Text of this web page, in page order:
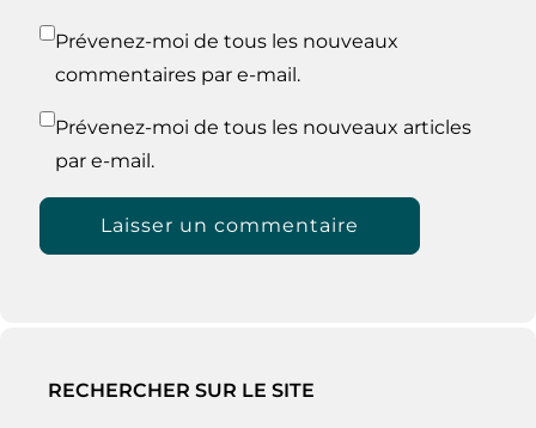
Prévenez-moi de tous les nouveaux
commentaires par e-mail.
Prévenez-moi de tous les nouveaux articles
par e-mail.
RECHERCHER SUR LE SITE